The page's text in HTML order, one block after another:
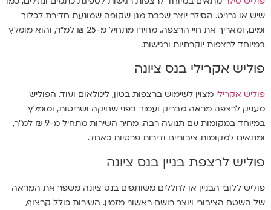
שיש או גרניט. הסילר יוצר שכבת מגן שקופה שמונעת חדירת לכלוך
ומים, ומאריך את חיי הרצפה. מחירו מתחיל מ-25 ₪ למ"ר, והוא מומלץ
במיוחד לרצפות יוקרתיות ורגישות.
פוליש אקרילי בנס ציונה
פוליש אקרילי מצוין לשימוש ברצפות בטון, לינולאום ועוד. הפוליש
מעניק לרצפה מראה מבריק ועמיד בפני שחיקה ושריטות, ומומלץ
במיוחד במקומות עם תנועה רבה. מחיר השירות מתחיל מ-9 ₪ למ"ר,
ומתאים למקומות ציבוריים ודירות פרטיות כאחד.
פוליש לרצפת בניין בנס ציונה
פוליש ללובי הבניין או לחללים משותפים בנס ציונה משפר את המראה
של השטח הציבורי ויוצר רושם ראשוני מזמין. השירות כולל קרצוף,